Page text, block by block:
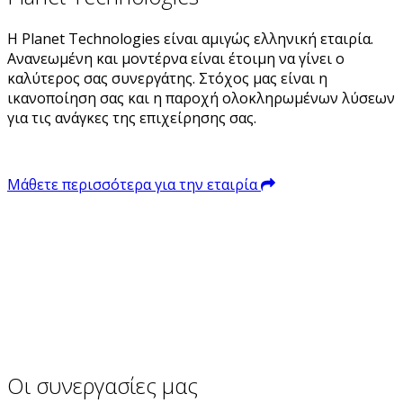
Η Planet Technologies είναι αμιγώς ελληνική εταιρία.
Ανανεωμένη και μοντέρνα είναι έτοιμη να γίνει ο
καλύτερος σας συνεργάτης. Στόχος μας είναι η
ικανοποίηση σας και η παροχή ολοκληρωμένων λύσεων
για τις ανάγκες της επιχείρησης σας.
Μάθετε περισσότερα για την εταιρία
Οι συνεργασίες μας